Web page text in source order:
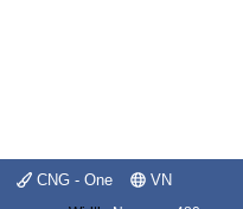
CNG - One VN